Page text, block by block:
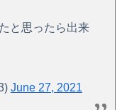
と思ったら出来
June 27, 2021